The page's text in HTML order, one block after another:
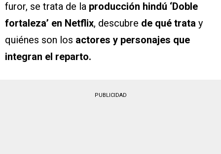
furor, se trata de la producción hindú ‘Doble
fortaleza’ en Netflix, descubre de qué trata y
quiénes son los actores y personajes que
integran el reparto.
PUBLICIDAD